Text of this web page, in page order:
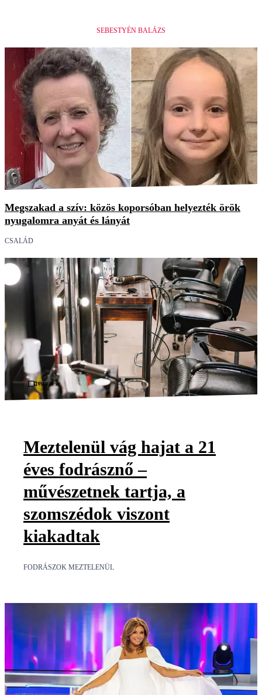
SEBESTYÉN BALÁZS
Megszakad a szív: közös koporsóban helyezték örök
nyugalomra anyát és lányát
CSALÁD
Videó
Meztelenül vág hajat a 21
éves fodrásznő –
művészetnek tartja, a
szomszédok viszont
kiakadtak
FODRÁSZOK MEZTELENÜL